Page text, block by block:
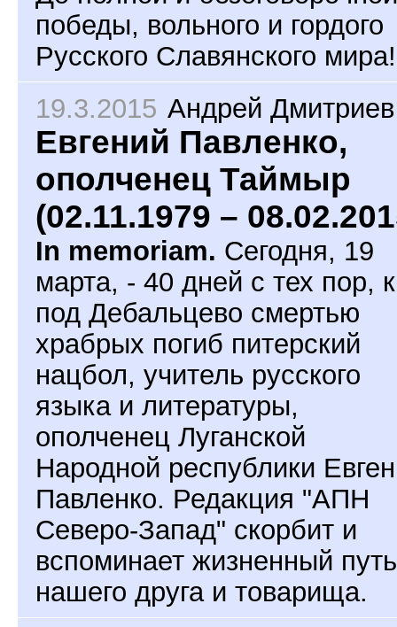
победы, вольного и гордого
Русского Славянского
19.3.2015 Андрей Дмитриев
Евгений Павленко,
ополченец Таймыр
(02.11.1979 –
In memoriam. Сегодня, 19
марта, - 40 дней с тех пор,
под Дебальцево смертью
храбрых погиб питерский
нацбол, учитель русского
языка и литературы,
ополченец Луганской
Народной республики
Павленко. Редакция "АПН
Северо-Запад" скорбит и
вспоминает жизненный путь
нашего друга и товарища.